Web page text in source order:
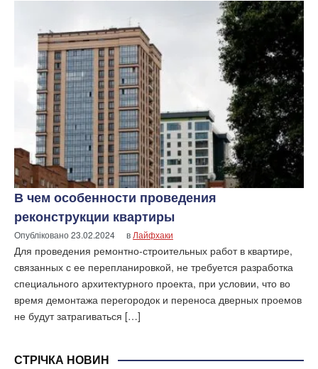
В чем особенности проведения
реконструкции квартиры
Опубліковано23.02.2024 в Лайфхаки
Для проведения ремонтно-строительных работ в квартире,
связанных с ее перепланировкой, не требуется разработка
специального архитектурного проекта, при условии, что во
время демонтажа перегородок и переноса дверных проемов
не будут затрагиваться […]
СТРІЧКА НОВИН